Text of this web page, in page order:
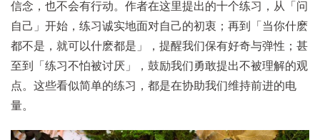
信念，也不会有行动。作者在这里提出的十个练习，从「问
自己」开始，练习诚实地面对自己的初衷；再到「当你什麽
都不是，就可以什麽都是」，提醒我们保有好奇与弹性；甚
至到「练习不怕被讨厌」，鼓励我们勇敢提出不被理解的观
点。这些看似简单的练习，都是在协助我们维持前进的电
量。